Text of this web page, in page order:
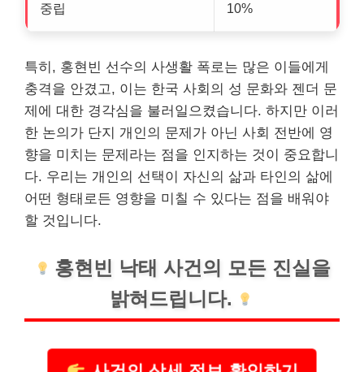
중립 10%
특히, 홍현빈 선수의 사생활 폭로는 많은 이들에게
충격을 안겼고, 이는 한국 사회의 성 문화와 젠더 문
제에 대한 경각심을 불러일으켰습니다. 하지만 이러
한 논의가 단지 개인의 문제가 아닌 사회 전반에 영
향을 미치는 문제라는 점을 인지하는 것이 중요합니
다. 우리는 개인의 선택이 자신의 삶과 타인의 삶에
어떤 형태로든 영향을 미칠 수 있다는 점을 배워야
할 것입니다.
홍현빈 낙태 사건의 모든 진실을
밝혀드립니다.